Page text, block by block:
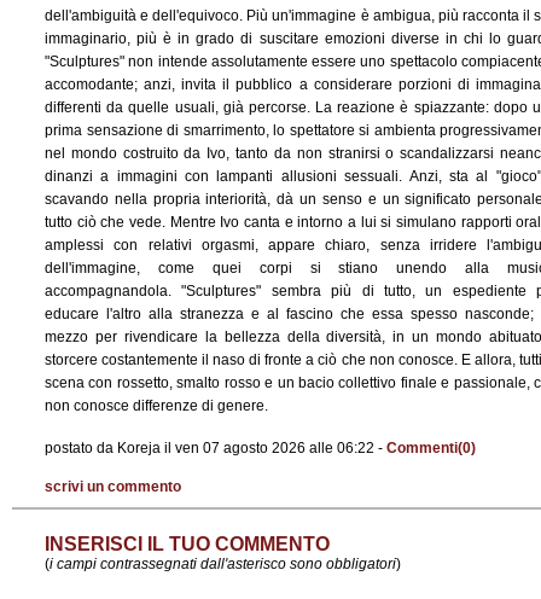
dell'ambiguità e dell'equivoco. Più un'immagine è ambigua, più racconta il
immaginario, più è in grado di suscitare emozioni diverse in chi lo
"Sculptures" non intende assolutamente essere uno spettacolo
accomodante; anzi, invita il pubblico a considerare porzioni di
differenti da quelle usuali, già percorse. La reazione è spiazzante: dopo
prima sensazione di smarrimento, lo spettatore si ambienta
nel mondo costruito da Ivo, tanto da non stranirsi o scandalizzarsi
dinanzi a immagini con lampanti allusioni sessuali. Anzi, sta al
scavando nella propria interiorità, dà un senso e un significato
tutto ciò che vede. Mentre Ivo canta e intorno a lui si simulano rapporti
amplessi con relativi orgasmi, appare chiaro, senza irridere
dell'immagine, come quei corpi si stiano unendo alla
accompagnandola. "Sculptures" sembra più di tutto, un espediente
educare l'altro alla stranezza e al fascino che essa spesso nasconde;
mezzo per rivendicare la bellezza della diversità, in un mondo
storcere costantemente il naso di fronte a ciò che non conosce. E allora,
scena con rossetto, smalto rosso e un bacio collettivo finale e passionale,
non conosce differenze di genere.
postato da Koreja il ven 07 agosto 2026 alle 06:22 - Commenti(0)
scrivi un commento
INSERISCI IL TUO COMMENTO
(i campi contrassegnati dall'asterisco sono obbligatori)